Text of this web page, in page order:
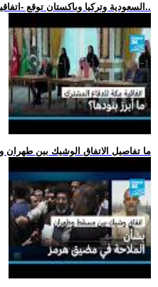
.. السعودية وتركيا وباكستان توقع -اتفاقية مكة- للدفاع المشترك..
.. ما تفاصيل الاتفاق الوشيك بين